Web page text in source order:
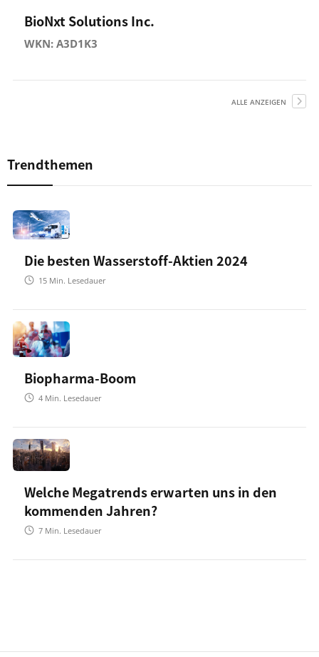
BioNxt Solutions Inc.
WKN: A3D1K3
ALLE ANZEIGEN
Trendthemen
Die besten Wasserstoff-Aktien 2024
15 Min. Lesedauer
Biopharma-Boom
4 Min. Lesedauer
Welche Megatrends erwarten uns in den
kommenden Jahren?
7 Min. Lesedauer